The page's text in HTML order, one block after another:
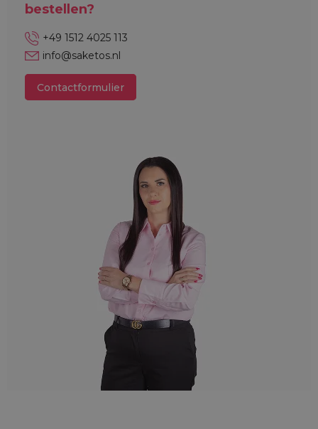
bestellen?
+49 1512 4025 113
info@saketos.nl
Contactformulier